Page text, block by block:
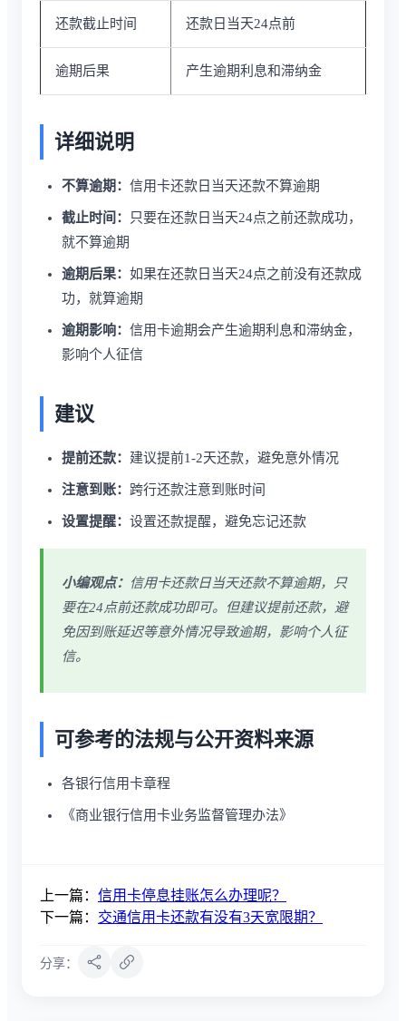
还款截止时间 还款日当天24点前
逾期后果 产生逾期利息和滞纳金
详细说明
不算逾期： 信用卡还款日当天还款不算逾期
截止时间：
只要在还款日当天24点之前还款成功，
就不算逾期
逾期后果： 如果在还款日当天24点之前没有还款成
功，就算逾期
逾期影响： 信用卡逾期会产生逾期利息和滞纳金，
影响个人征信
建议
提前还款： 建议提前1-2天还款，避免意外情况
注意到账： 跨行还款注意到账时间
设置提醒： 设置还款提醒，避免忘记还款
小编观点： 信用卡还款日当天还款不算逾期，只
要在24点前还款成功即可。但建议提前还款，避
免因到账延迟等意外情况导致逾期，影响个人征
信。
可参考的法规与公开资料来源
各银行信用卡章程
《商业银行信用卡业务监督管理办法》
上一篇： 信用卡停息挂账怎么办理呢？
下一篇： 交通信用卡还款有没有3天宽限期？
分享：